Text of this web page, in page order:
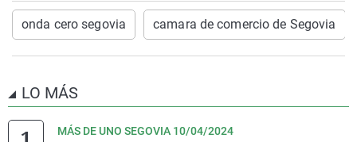
onda cero segovia camara de comercio de Segovia
LO MÁS
MÁS DE UNO SEGOVIA 10/04/2024